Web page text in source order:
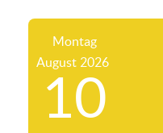
Montag
August 2026
10